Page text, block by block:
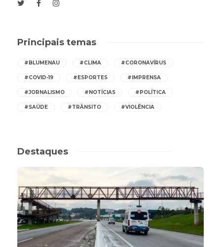
Principais temas
#BLUMENAU #CLIMA #CORONAVÍRUS
#COVID-19 #ESPORTES #IMPRENSA
#JORNALISMO #NOTÍCIAS #POLÍTICA
#SAÚDE #TRÂNSITO #VIOLÊNCIA
Destaques